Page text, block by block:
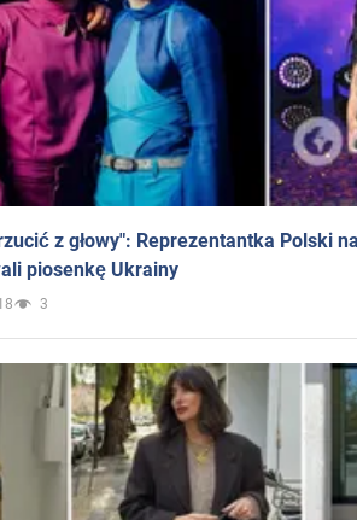
z głowy": Reprezentantka Polski
piosenkę Ukrainy
3